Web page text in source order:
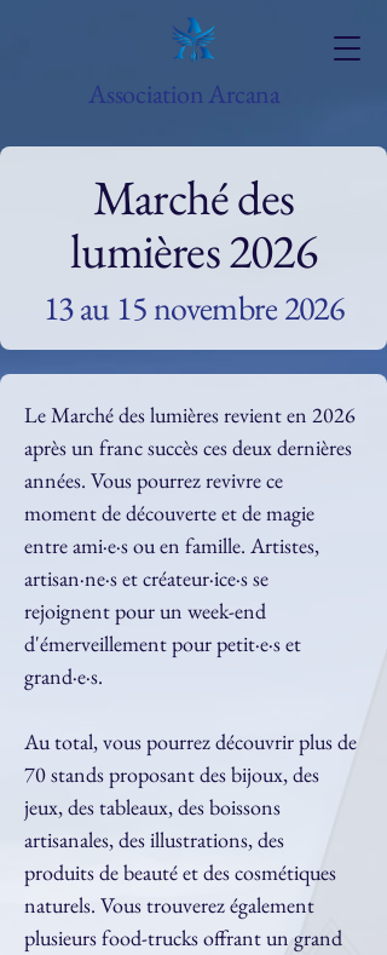
Association Arcana
Marché des
lumières 2026
13 au 15 novembre 2026
Le Marché des lumières revient en 2026
après un franc succès ces deux dernières
années. Vous pourrez revivre ce
moment de découverte et de magie
entre ami·e·s ou en famille. Artistes,
artisan·ne·s et créateur·ice·s se
rejoignent pour un week-end
d'émerveillement pour petit·e·s et
grand·e·s.
Au total, vous pourrez découvrir plus de
70 stands proposant des bijoux, des
jeux, des tableaux, des boissons
artisanales, des illustrations, des
produits de beauté et des cosmétiques
naturels. Vous trouverez également
plusieurs food-trucks offrant un grand